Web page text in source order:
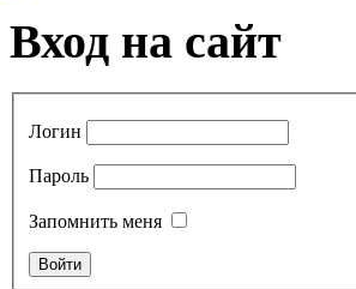
Вход на сайт
Логин
Пароль
Запомнить меня